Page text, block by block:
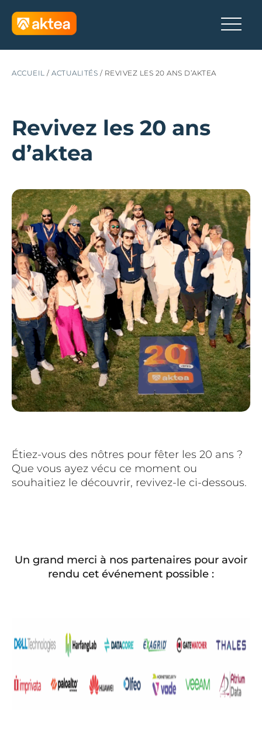
ACCUEIL / ACTUALITÉS / REVIVEZ LES 20 ANS D’AKTEA
Revivez les 20 ans
d’aktea
Étiez-vous des nôtres pour fêter les 20 ans ?
Que vous ayez vécu ce moment ou
souhaitiez le découvrir, revivez-le ci-dessous.
Un grand merci à nos partenaires pour avoir
rendu cet événement possible :